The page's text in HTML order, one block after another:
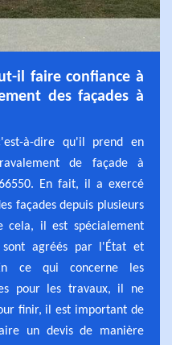
il faire confiance à
des façades à
à-dire qu'il prend en
de façade à
En fait, il a exercé
façades depuis plusieurs
cela, il est spécialement
agréés par l'État et
ce qui concerne les
pour les travaux, il ne
finir, il est important de
un devis de manière